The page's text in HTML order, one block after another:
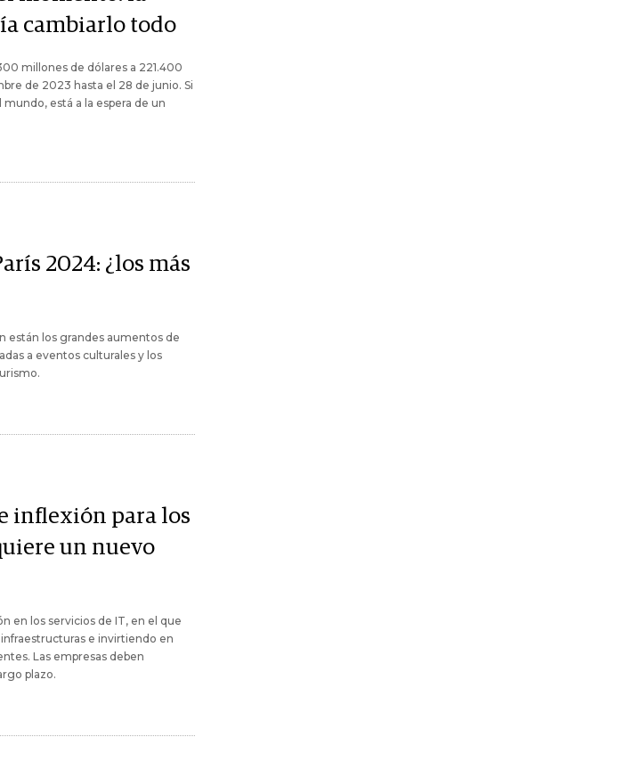
cambiarlo todo
millones de dólares a 221.400
de 2023 hasta el 28 de junio. Si
está a la espera de un
2024: ¿los más
están los grandes aumentos de
a eventos culturales y los
inflexión para los
un nuevo
en los servicios de IT, en el que
e invirtiendo en
Las empresas deben
plazo.